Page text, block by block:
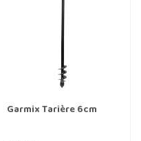
Garmix Tarière 6cm